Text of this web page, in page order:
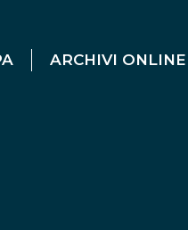
ARCHIVI ONLINE